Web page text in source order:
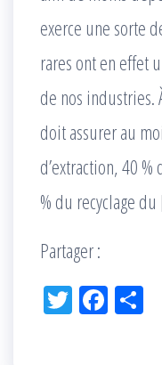
exerce une sorte
rares ont en effet
de nos industries.
doit assurer au
d’extraction, 40
% du recyclage
Partager :
Tw Fac